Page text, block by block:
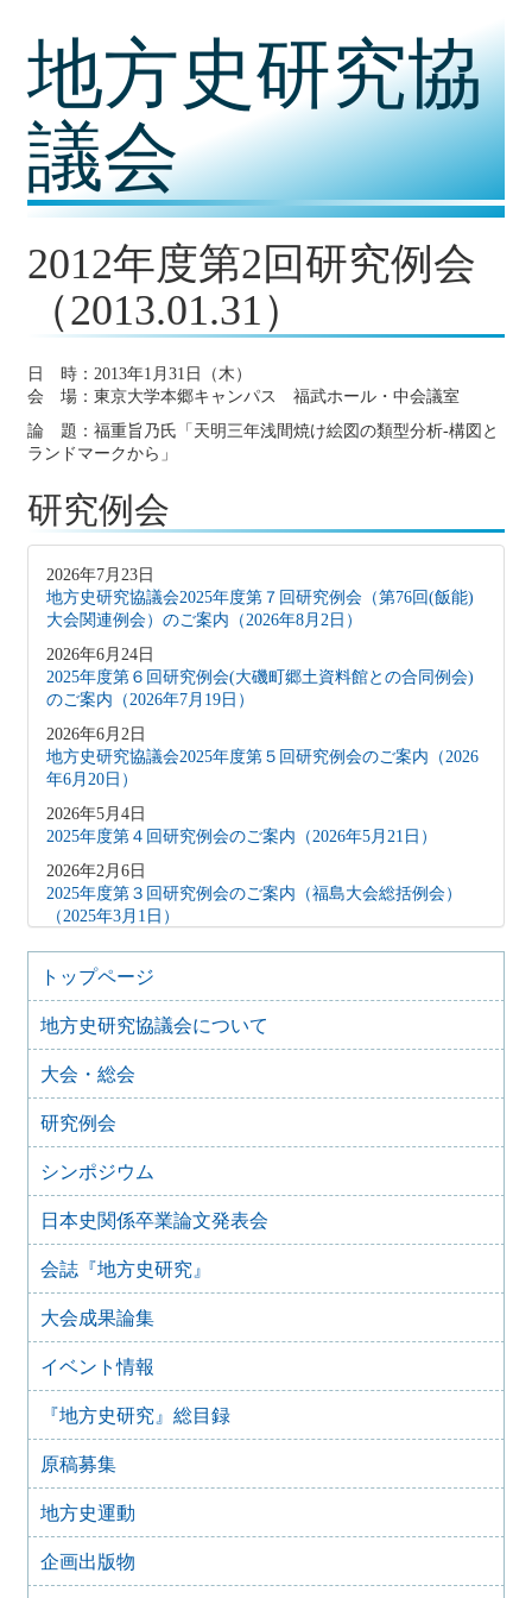
地方史研究協
議会
2012年度第2回研究例会
（2013.01.31）
日 時：2013年1月31日（木）
会 場：東京大学本郷キャンパス 福武ホール・中会議室
論 題：福重旨乃氏「天明三年浅間焼け絵図の類型分析-構図と
ランドマークから」
研究例会
2026年7月23日
地方史研究協議会2025年度第７回研究例会（第76回(飯能)
大会関連例会）のご案内（2026年8月2日）
2026年6月24日
2025年度第６回研究例会(大磯町郷土資料館との合同例会)
のご案内（2026年7月19日）
2026年6月2日
地方史研究協議会2025年度第５回研究例会のご案内（2026
年6月20日）
2026年5月4日
2025年度第４回研究例会のご案内（2026年5月21日）
2026年2月6日
2025年度第３回研究例会のご案内（福島大会総括例会）
（2025年3月1日）
2025年12月5日
2025年度第２回研究例会のご案内（伊予史談会との合同例
会）（2026年１月11日）
2025年10月7日
2025年度第１回研究例会のご案内（加能地域史研究会との
合同例会）（2025年11月8日）
2025年9月3日
2024年度第8回研究例会のご案内（2025年9月27日）
2025年6月5日
20日）
2025年6月5日
2024年度第6回研究例会（2025年7月12日）
2025年5月12日
2024年度第5回研究例会（2025年5月30日）
2025年2月27日
2025年1月21日
2024年度第3回研究例会（兵庫大会総括例会）（2025年2月
23日）
2024年度第２回研究例会（2025年１月22日）
2024年10月10日
2024年度第1回研究例会（交通史学会との合同例会）
トップページ
地方史研究協議会について
大会・総会
研究例会
シンポジウム
日本史関係卒業論文発表会
会誌『地方史研究』
大会成果論集
イベント情報
『地方史研究』総目録
原稿募集
地方史運動
企画出版物